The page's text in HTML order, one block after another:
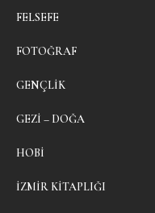
FELSEFE
FOTOĞRAF
GENÇLIK
GEZI – DOĞA
HOBI
İZMIR KITAPLIĞI